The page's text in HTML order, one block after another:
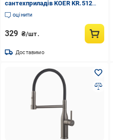
сантехприладів KOER KR.512
1/2x1/2" (KR0008)
оцінити
329 ₴/шт.
Доставимо